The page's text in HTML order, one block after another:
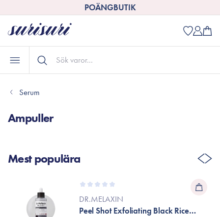
POÄNGBUTIK
Serum
Ampuller
Mest populära
DR.MELAXIN
Peel Shot Exfoliating Black Rice